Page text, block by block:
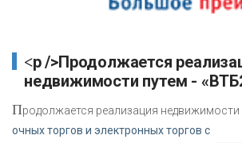
<p />Продолжается реализация
недвижимости путем -
Продолжается реализация недвижимости
очных торгов и электронных торгов с